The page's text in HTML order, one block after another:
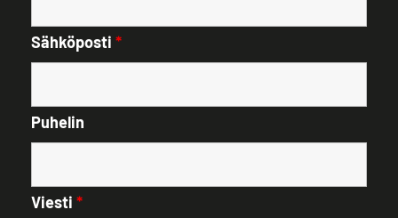
Sähköposti *
Puhelin
Viesti *